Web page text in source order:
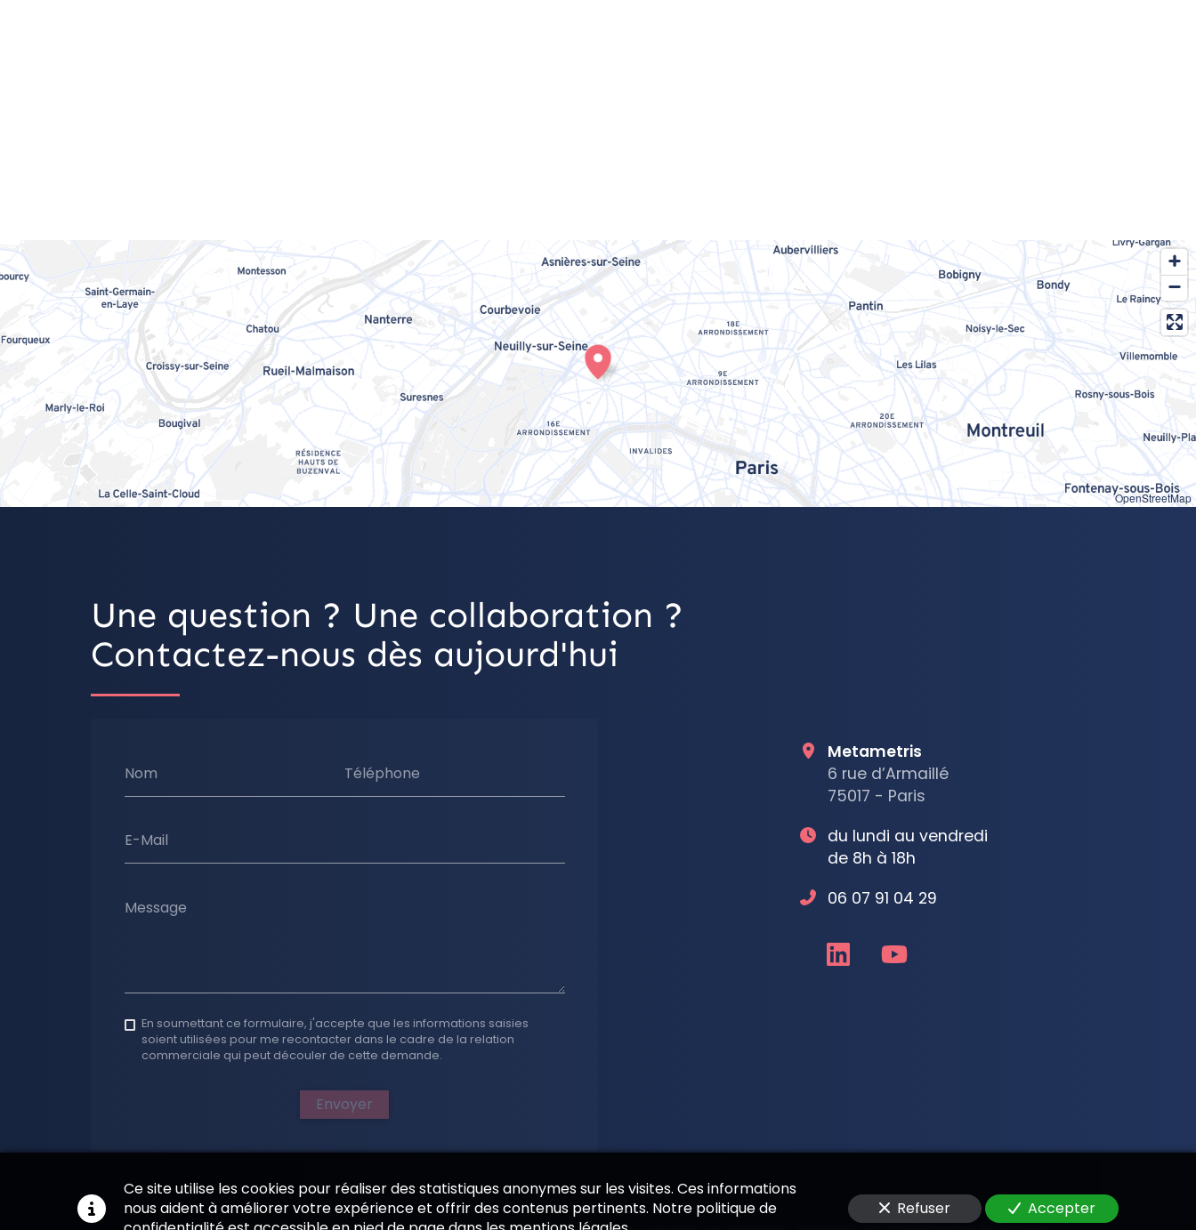
OpenStreetMap
Une question ? Une collaboration ?
Contactez-nous dès aujourd'hui
Nom Téléphone
E-Mail
Message
En soumettant ce formulaire, j'accepte que les informations saisies
soient utilisées pour me recontacter dans le cadre de la relation
commerciale qui peut découler de cette demande.
Envoyer
Metametris
6 rue d’Armaillé
75017 - Paris
du lundi au vendredi
de 8h à 18h
06 07 91 04 29
Ce site utilise les cookies pour réaliser des statistiques anonymes sur les visites. Ces informations
nous aident à améliorer votre expérience et offrir des contenus pertinents. Notre politique de
Refuser Accepter